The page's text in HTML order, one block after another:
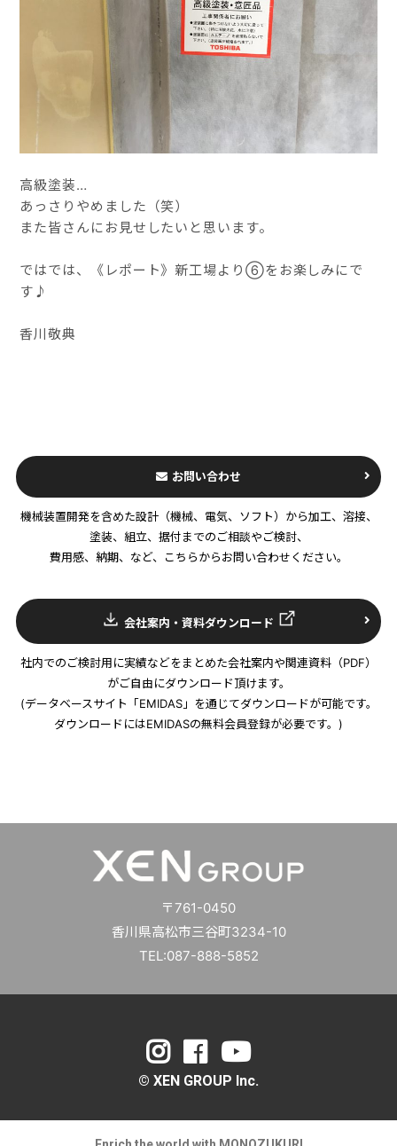
高級塗装…
あっさりやめました（笑）
また皆さんにお見せしたいと思います。
ではでは、《レポート》新工場より⑥をお楽しみにで
す♪
香川敬典
お問い合わせ
機械装置開発を含めた設計（機械、電気、ソフト）から加工、溶接、
塗装、組立、据付までのご相談やご検討、
費用感、納期、など、こちらからお問い合わせください。
会社案内・資料ダウンロード
社内でのご検討用に実績などをまとめた会社案内や関連資料（PDF）
がご自由にダウンロード頂けます。
(データベースサイト「EMIDAS」を通じてダウンロードが可能です。
ダウンロードにはEMIDASの無料会員登録が必要です。)
〒761-0450
香川県高松市三谷町3234-10
TEL:087-888-5852
© XEN GROUP Inc.